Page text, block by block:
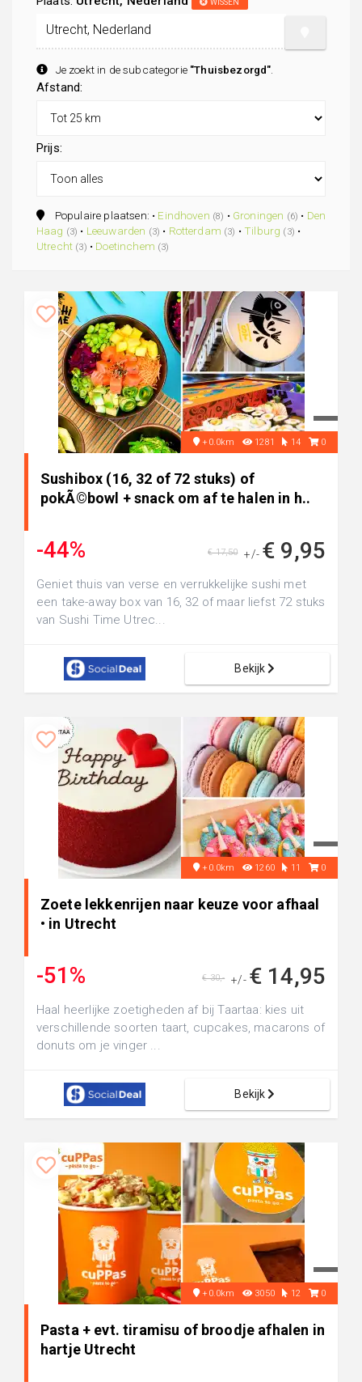
Je zoekt in de subcategorie "Thuisbezorgd"
Afstand:
Prijs:
Populaire plaatsen: • Eindhoven (8) • Groningen (6) • Den
Haag (3) • Leeuwarden (3) • Rotterdam (3) • Tilburg (3) •
Utrecht (3) • Doetinchem (3)
+0.0km 1281 14 0
Sushibox (16, 32 of 72 stuks) of
pokÃ©bowl + snack om af te halen in h..
-44% +/- € 9,95
€ 17,50
Geniet thuis van verse en verrukkelijke sushi met
een take-away box van 16, 32 of maar liefst 72 stuks
van Sushi Time Utrec...
Bekijk
+0.0km 1260 11 0
Zoete lekkenrijen naar keuze voor afhaal
• in Utrecht
-51% +/- € 14,95
€ 30,-
Haal heerlijke zoetigheden af bij Taartaa: kies uit
verschillende soorten taart, cupcakes, macarons of
donuts om je vinger ...
Bekijk
+0.0km 3050 12 0
Pasta + evt. tiramisu of broodje afhalen in
hartje Utrecht